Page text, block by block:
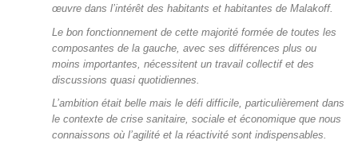
œuvre dans l’intérêt des habitants et habitantes de Malakoff.
Le bon fonctionnement de cette majorité formée de toutes les
composantes de la gauche, avec ses différences plus ou
moins importantes, nécessitent un travail collectif et des
discussions quasi quotidiennes.
L’ambition était belle mais le défi difficile, particulièrement dans
le contexte de crise sanitaire, sociale et économique que nous
connaissons où l’agilité et la réactivité sont indispensables.